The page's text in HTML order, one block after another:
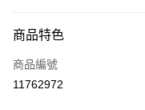
LINE Pay
Apple Pay
商品特色
商品編號
11762972